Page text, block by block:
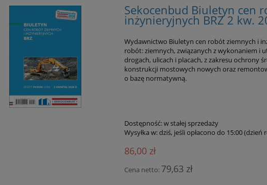
Sekocenbud Biuletyn cen
inżynieryjnych BRZ 2 kw.
Wydawnictwo Biuletyn cen robót ziemnych i
robót: ziemnych, związanych z wykonaniem i
drogach, ulicach i placach, z zakresu ochrony
konstrukcji mostowych nowych oraz
o bazę normatywną.
Dostępność:w stałej sprzedaży
Wysyłka w:dziś, jeśli opłacono do 15:00 (dzień
86,00 zł
Cena netto: 79,63 zł